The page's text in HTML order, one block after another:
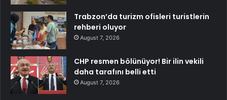
Trabzon’da turizm ofisleri turistlerin
rehberi oluyor
August 7, 2026
CHP resmen bölünüyor! Bir ilin vekili
daha tarafını belli etti
August 7, 2026